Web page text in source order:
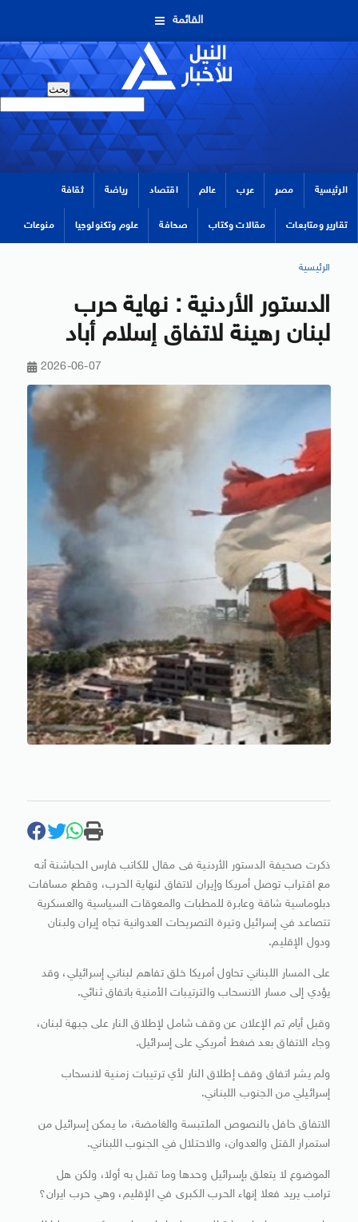
القائمة
الرئيسية مصر عرب عالم اقتصاد رياضة ثقافة
تقارير ومتابعات مقالات وكتاب صحافة علوم وتكنولوجيا منوعات
الرئيسية
الدستور الأردنية : نهاية حرب
لبنان رهينة لاتفاق إسلام أباد
2026-06-07
ذكرت صحيفة الدستور الأردنية فى مقال للكاتب فارس الحباشنة أنه
مع اقتراب توصل أمريكا وإيران لاتفاق لنهاية الحرب، وقطع مسافات
دبلوماسية شاقة وعابرة للمطبات والمعوقات السياسية والعسكرية
تتصاعد في إسرائيل وتيرة التصريحات العدوانية تجاه إيران ولبنان
ودول الإقليم.
على المسار اللبناني تحاول أمريكا خلق تفاهم لبناني إسرائيلي، وقد
يؤدي إلى مسار الانسحاب والترتيبات الأمنية باتفاق ثنائي.
وقبل أيام تم الإعلان عن وقف شامل لإطلاق النار على جبهة لبنان،
وجاء الاتفاق بعد ضغط أمريكي على إسرائيل.
ولم يشر اتفاق وقف إطلاق النار لأي ترتيبات زمنية لانسحاب
إسرائيلي من الجنوب اللبناني.
الاتفاق حافل بالنصوص الملتبسة والغامضة، ما يمكن إسرائيل من
استمرار القتل والعدوان، والاحتلال في الجنوب اللبناني.
الموضوع لا يتعلق بإسرائيل وحدها وما تقبل به أولا، ولكن هل
ترامب يريد فعلا إنهاء الحرب الكبرى في الإقليم، وهي حرب ايران؟